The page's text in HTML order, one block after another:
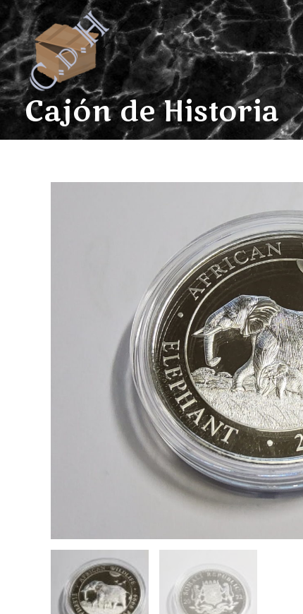
Ir
al
contenido
Cajón de Historia